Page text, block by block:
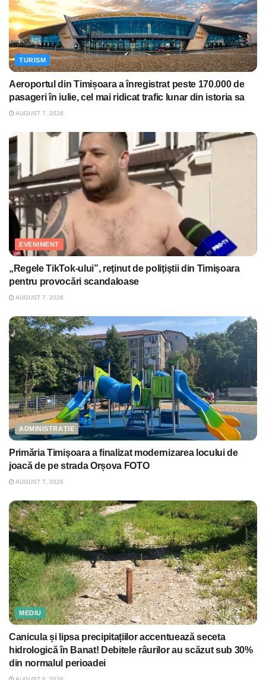
TURISM
Aeroportul din Timișoara a înregistrat peste 170.000 de
pasageri în iulie, cel mai ridicat trafic lunar din istoria sa
AUGUST 7, 2026
EVENIMENT
„Regele TikTok-ului”, reţinut de poliţiştii din Timişoara
pentru provocări scandaloase
AUGUST 7, 2026
ADMINISTRAȚIE
Primăria Timişoara a finalizat modernizarea locului de
joacă de pe strada Orșova FOTO
AUGUST 7, 2026
MEDIU
Canicula și lipsa precipitațiilor accentuează seceta
hidrologică în Banat! Debitele râurilor au scăzut sub 30%
din normalul perioadei